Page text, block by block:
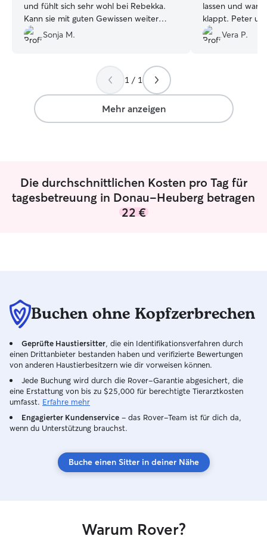
und fühlt sich sehr wohl bei Rebekka.
Kann sie mit guten Gewissen weiter
empfehlen! 👍
Sonja M.
lassen und war
klappt. Peter
ein
vorgeschlagen,
Herz für Hunde
so wohl
heim wollte
Abschluss. Toni
für die
Vera P.
1 / 1
Mehr anzeigen
Die durchschnittlichen Kosten pro Tag für
tagesbetreuung in Donau-Heuberg betragen
22 €
Buchen ohne Kopfzerbrechen
Geprüfte Haustiersitter , die ein Identifikationsverfahren durch
einen Drittanbieter bestanden haben und verifizierte Bewertungen
von anderen Haustierbesitzern wie dir vorweisen können.
Jede Buchung wird durch die Rover-Garantie abgesichert, die
eine Erstattung von bis zu $25,000 für berechtigte Tierarztkosten
umfasst. Erfahre mehr
Engagierter Kundenservice – das Rover-Team ist für dich da,
wenn du Unterstützung brauchst.
Buche einen Sitter in deiner Nähe
Warum Rover?